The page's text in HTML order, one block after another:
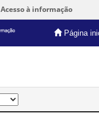
Acesso à informação
Página